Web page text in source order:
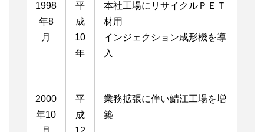
1998
年8
月
平
成
10
年
本社工場にリサイクルＰＥＴ
材用
インジェクション成形機を導
入
2000
年10
平
成
業務拡張に伴い鯖江工場を増
築